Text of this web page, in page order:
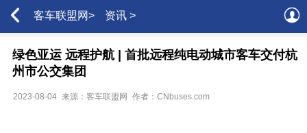
客车联盟网> 资讯 >
绿色亚运 远程护航 | 首批远程纯电动城市客车交付杭
州市公交集团
2023-08-04 来源：客车联盟网 作者：CNbuses.com